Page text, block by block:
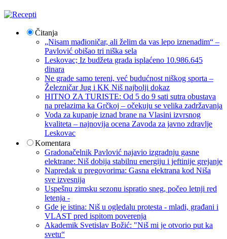
Čitanja
„Nisam mađioničar, ali želim da vas lepo iznenadim“ –
Pavlović obišao tri niška sela
Leskovac; Iz budžeta grada isplaćeno 10.986.645
dinara
Ne grade samo tereni, već budućnost niškog sporta –
Železničar Jug i KK Niš najbolji dokaz
HITNO ZA TURISTE: Od 5 do 9 sati sutra obustava
na prelazima ka Grčkoj – očekuju se velika zadržavanja
Voda za kupanje iznad brane na Vlasini izvrsnog
kvaliteta – najnovija ocena Zavoda za javno zdravlje
Leskovac
Komentara
Gradonačelnik Pavlović najavio izgradnju gasne
elektrane: Niš dobija stabilnu energiju i jeftinije grejanje
Napredak u pregovorima: Gasna elektrana kod Niša
sve izvesnija
Uspešnu zimsku sezonu ispratio sneg, počeo letnji red
letenja -
Gde je istina: Niš u ogledalu protesta - mladi, građani i
VLAST pred ispitom poverenja
Akademik Svetislav Božić: "Niš mi je otvorio put ka
svetu“